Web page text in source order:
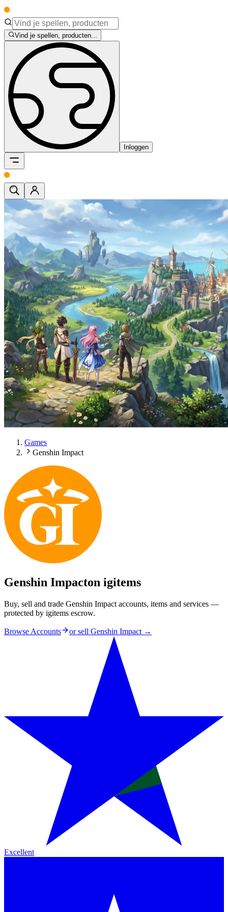
Vind je spellen, producten...
Inloggen
Games
Genshin Impact
Genshin Impacton igitems
Buy, sell and trade Genshin Impact accounts, items and services —
protected by igitems escrow.
Browse Accounts or sell Genshin Impact →
Excellent